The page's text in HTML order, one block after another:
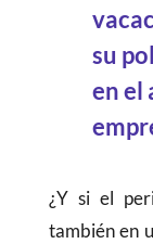
su
en el
¿Y si el
también en